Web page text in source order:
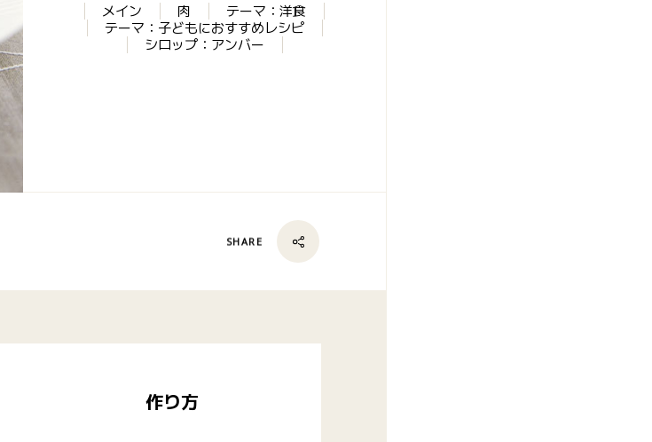
メイン 肉
テーマ：洋食
テーマ：子どもにおすすめレシピ
シロップ：アンバー
SHARE
作り方